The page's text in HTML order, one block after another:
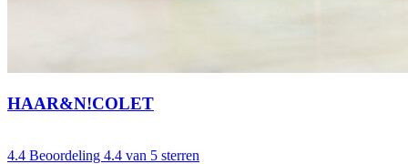
HAAR&N!COLET
4.4 Beoordeling 4.4 van 5 sterren